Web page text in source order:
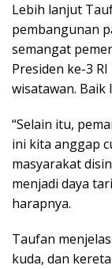
Lebih lanjut
pembangunan
semangat
Presiden ke-3
wisatawan. Baik
“Selain itu,
ini kita anggap
masyarakat
menjadi daya
harapnya.
Taufan
kuda, dan